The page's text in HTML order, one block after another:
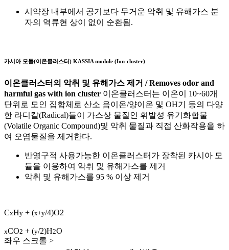
시약장 내부에서 공기보다 무거운 악취 및 유해가스 분
자의 역류현 상이 없이 순환됨.
카시아 모듈(이온클러스터) KASSIA module (Ion-cluster)
이온클러스터의 악취 및 유해가스 제거 / Removes odor and
harmful gas with ion cluster 이온클러스터는 이온이 10~60개
단위로 모인 집합체로 산소 음이온/양이온 및 OH기 등의 다양
한 라디칼(Radical)들이 가스상 물질인 휘발성 유기화합물
(Volatile Organic Compound)및 악취 물질과 직접 산화작용을 하
여 오염물질을 제거한다.
반영구적 사용가능한 이온클러스터가 장착된 카시아 모
듈을 이용하여 악취 및 유해가스를 제거
악취 및 유해가스를 95 % 이상 제거
CxHy + (x+y/4)O2
xCO2 + (y/2)H2O
좌우 스크롤 >